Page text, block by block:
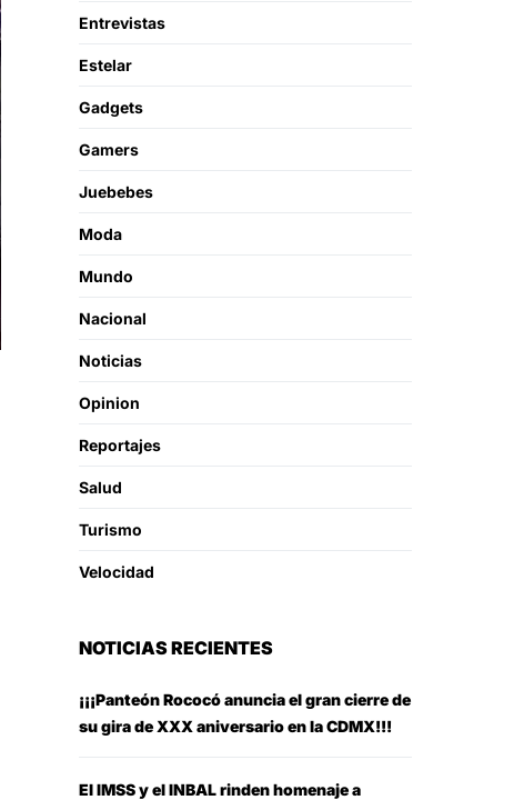
Entrevistas
Estelar
Gadgets
Gamers
Juebebes
Moda
Mundo
Nacional
Noticias
Opinion
Reportajes
Salud
Turismo
Velocidad
NOTICIAS RECIENTES
¡¡¡Panteón Rococó anuncia el gran cierre de
su gira de XXX aniversario en la CDMX!!!
El IMSS y el INBAL rinden homenaje a